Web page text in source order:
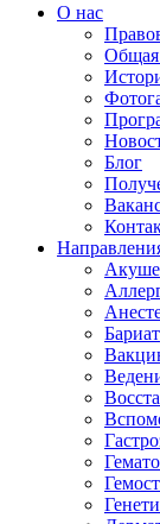
О нас
Блог